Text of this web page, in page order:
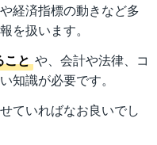
経済指標の動きなど多
を扱います。
こと や、会計や法律、コ
知識が必要です。
ていればなお良いでし